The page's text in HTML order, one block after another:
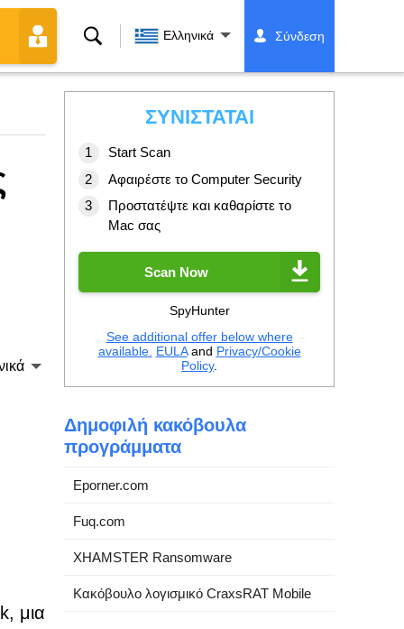
Αναζήτηση Ελληνικά Σύνδεση
μια
ΣΥΝΙΣΤΆΤΑΙ
Start Scan
Αφαιρέστε το Computer Security
Προστατέψτε και καθαρίστε το
Mac σας
Scan Now
SpyHunter
See additional offer below where
available. EULAand Privacy/Cookie
Policy.
Δημοφιλή κακόβουλα
προγράμματα
Eporner.com
Fuq.com
XHAMSTER Ransomware
Κακόβουλο λογισμικό CraxsRAT Mobile